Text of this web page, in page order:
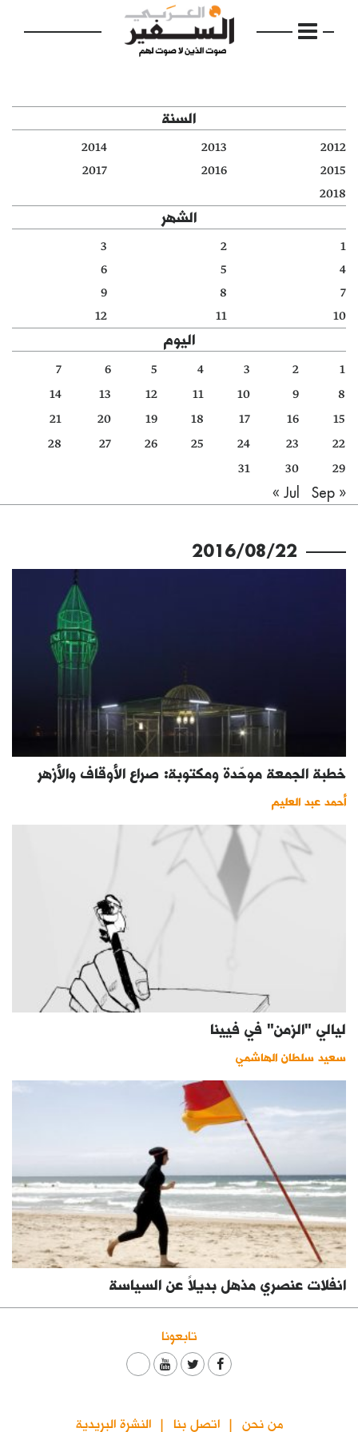
الرئيسية
مواضيع
دفاتر
الأرشيف
السنة
2012
2013
2014
2015
2016
2017
2018
الشهر
1
2
3
4
5
6
7
8
9
10
11
12
اليوم
1
2
3
4
5
6
7
8
9
10
11
12
13
14
15
16
17
18
19
20
21
22
23
24
25
26
27
28
29
30
31
« Jul
Sep »
2016/08/22
خطبة الجمعة موحّدة ومكتوبة: صراع الأوقاف والأزهر
أحمد عبد العليم
ليالي "الزمن" في فيينا
سعيد سلطان الهاشمي
انفلات عنصري مذهل بديلاً عن السياسة
تابعونا
من نحن اتصل بنا النشرة البريدية